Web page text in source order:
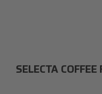
SELECTA COFFEE